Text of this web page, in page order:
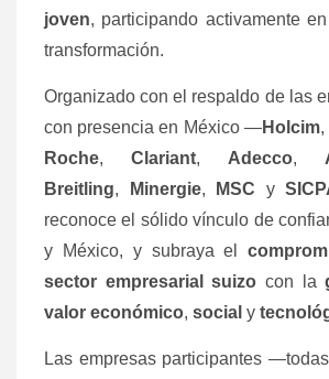
joven, participando activamente
transformación.
Organizado con el respaldo de las
con presencia en México —Holcim,
Roche, Clariant, Adecco,
Breitling, Minergie, MSC y
reconoce el sólido vínculo de
y México, y subraya el
sector empresarial suizo con la
valor económico, social y
Las empresas participantes